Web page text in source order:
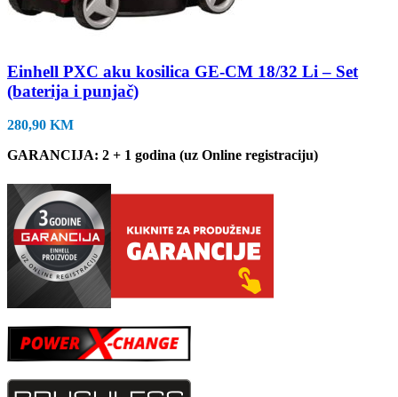
Einhell PXC aku kosilica GE-CM 18/32 Li – Set
(baterija i punjač)
280,90 KM
GARANCIJA: 2 + 1 godina (uz Online registraciju)